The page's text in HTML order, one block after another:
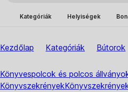
Kategóriák Helyiségek
Kezdőlap Kategóriák Bútorok
Könyvespolcok és polcos
Könyvszekrények